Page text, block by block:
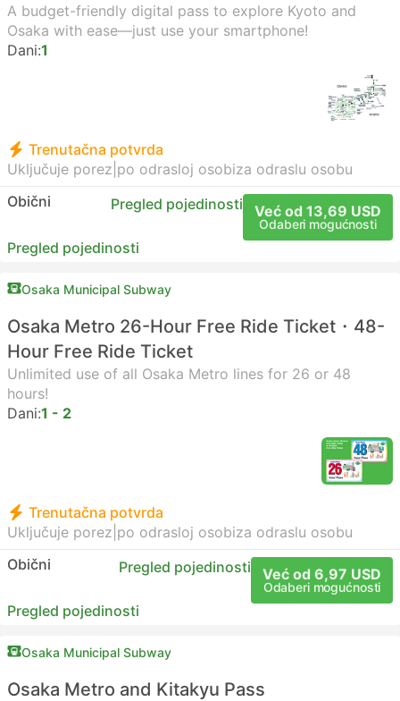
A budget-friendly digital pass to explore Kyoto and
Osaka with ease—just use your smartphone!
Dani:1
Trenutačna potvrda
Uključuje porez po odrasloj osobiza odraslu osobu
Obični
Pregled pojedinosti Već od 13,69 USD
Odaberi mogućnosti
Pregled pojedinosti
Osaka Municipal Subway
Osaka Metro 26-Hour Free Ride Ticket・48-
Hour Free Ride Ticket
Unlimited use of all Osaka Metro lines for 26 or 48
hours!
Dani:1 - 2
Trenutačna potvrda
Uključuje porez po odrasloj osobiza odraslu osobu
Obični
Pregled pojedinosti Već od 6,97 USD
Odaberi mogućnosti
Pregled pojedinosti
Osaka Municipal Subway
Osaka Metro and Kitakyu Pass